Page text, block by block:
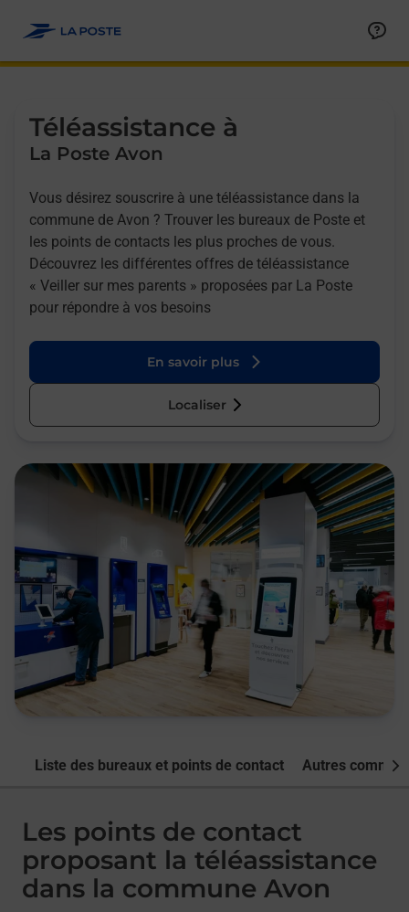
Téléassistance à
La Poste Avon
Vous désirez souscrire à une téléassistance dans la
commune de Avon ? Trouver les bureaux de Poste et
les points de contacts les plus proches de vous.
Découvrez les différentes offres de téléassistance
« Veiller sur mes parents » proposées par La Poste
pour répondre à vos besoins
En savoir plus
Localiser
Liste des bureaux et points de contact Autres
Les points de contact
proposant la téléassistance
dans la commune Avon